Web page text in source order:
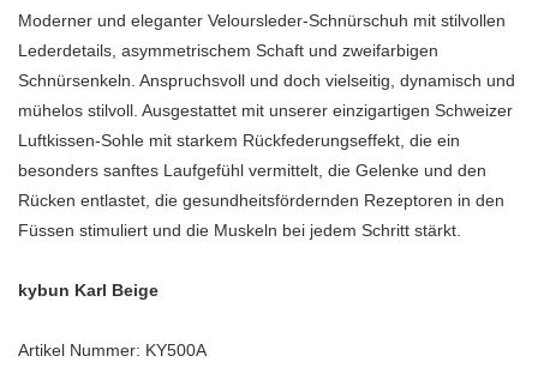
Moderner und eleganter Veloursleder-Schnürschuh mit stilvollen
Lederdetails, asymmetrischem Schaft und zweifarbigen
Schnürsenkeln. Anspruchsvoll und doch vielseitig, dynamisch und
mühelos stilvoll. Ausgestattet mit unserer einzigartigen Schweizer
Luftkissen-Sohle mit starkem Rückfederungseffekt, die ein
besonders sanftes Laufgefühl vermittelt, die Gelenke und den
Rücken entlastet, die gesundheitsfördernden Rezeptoren in den
Füssen stimuliert und die Muskeln bei jedem Schritt stärkt.
kybun Karl Beige
Artikel Nummer: KY500A